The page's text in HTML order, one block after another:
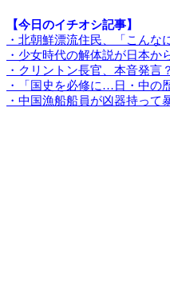
【今日のイチオシ記事】
・北朝鮮漂流住民、「こん
・少女時代の解体説が日本か
・クリントン長官、本音発
・「国史を必修に…日・中の
・中国漁船船員が凶器持っ